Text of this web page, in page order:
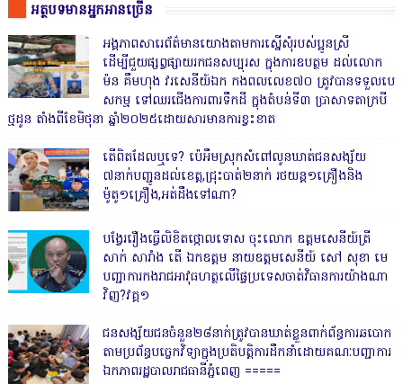
អត្ថបទមានអ្នកអានច្រើន
អង្គភាពសារេព័ត៌មានយោងតាមការស្នើសុំរបស់ប្អូនស្រី
ដើម្បីជួយផ្សព្វផ្សាយរកជនសប្បុរស ក្នុងការឧបត្ថម ដល់លោក
ម៉ន គឹមហុង វរសេនីយ៍ឯក កងពលលេខ៧០ ត្រូវបានទទួលបេ
សកម្ម ទៅឈរជើងការពារទឹកដី ក្នុងតំបន់ទី៣ ប្រាសាទតាក្របី
ថ្មដូន តាំងពីខែមិថុនា ឆ្នាំ២០២៥ដោយសារមានការខ្វះខាត
តើពិតដែលឬទេ? ប៉េអឹមស្រុកសំពៅលូនឃាត់ជនសង្ស័យ
៧នាក់បញ្ជូនដល់ខេត្ត,ជ្រុះបាត់២នាក់ រថយន្ត១គ្រឿងនិង
ម៉ូតូ១គ្រឿង,អត់ដឹងទៅណា?
បង្វែររឿងធ្វើលិខិតថ្កោលទោស ចុះលោក ឧត្តមសេនីយ៍ត្រី
សាក់ សារាំង តើ ឯកឧត្តម នាយឧត្តមសេនីយ៍ សៅ សុខា មេ
បញ្ជាការកងរាជអាវុធហត្ថលើផ្ទៃប្រទេសចាត់វិធានការយ៉ាងណា
វិញ?វគ្គ១
ជនសង្ស័យជនចំនួន២៨នាក់ត្រូវបានឃាត់ខ្លួនពាក់ព័ន្ធការឆបោក
តាមប្រព័ន្ធបច្ចេកវិទ្យាក្នុងប្រតិបត្តិការដឹកនាំដោយគណៈបញ្ជាការ
ឯកភាពរដ្ឋបាលរាជធានីភ្នំពេញ ‎=====